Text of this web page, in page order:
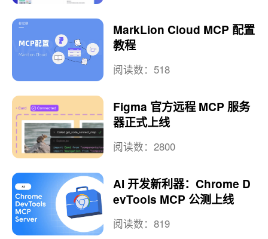
MarkLion Cloud MCP 配置
教程
阅读数：518
Figma 官方远程 MCP 服务
器正式上线
阅读数：2800
AI 开发新利器：Chrome D
evTools MCP 公测上线
阅读数：819